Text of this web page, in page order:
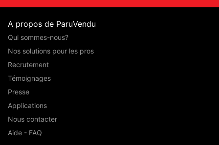
A propos de ParuVendu
Qui sommes-nous?
Nos solutions pour les pros
Recrutement
Témoignages
Presse
Applications
Nous contacter
Aide - FAQ